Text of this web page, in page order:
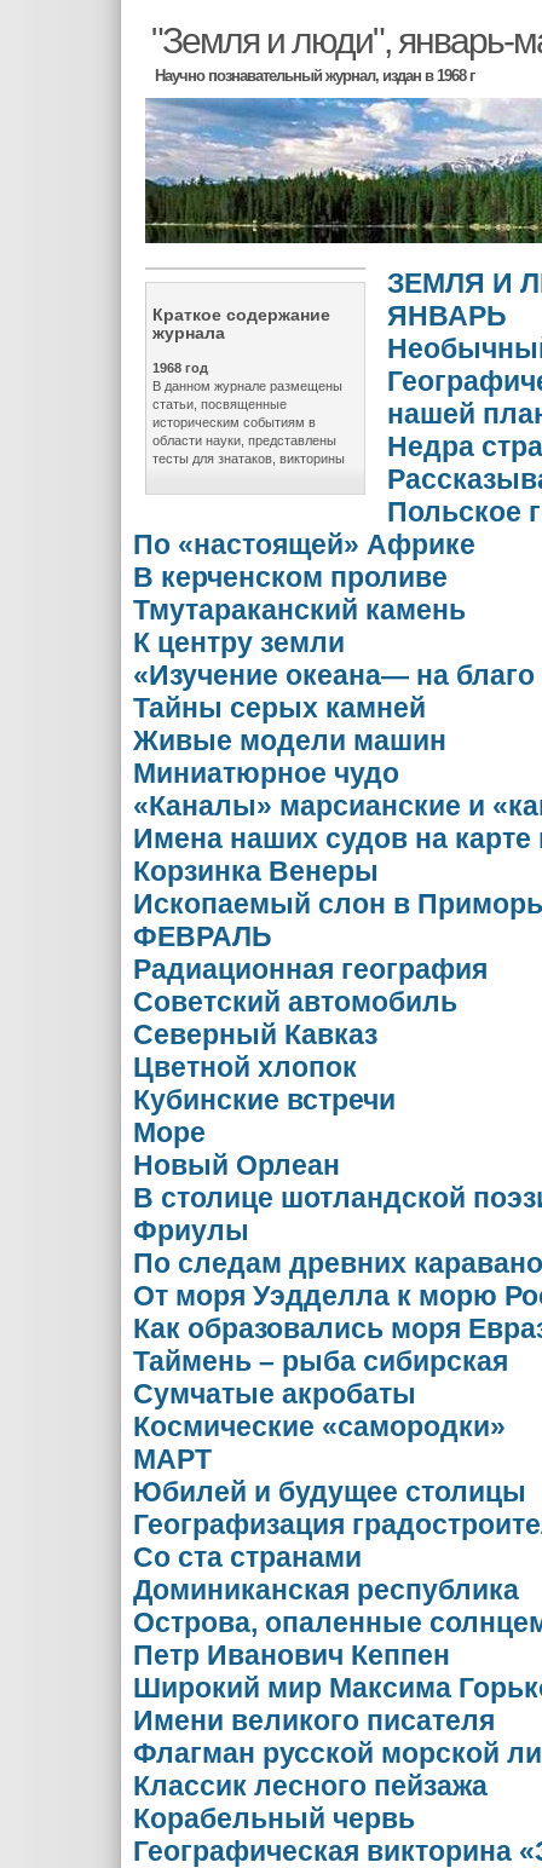
"Земля и люди", январь-
Научно познавательный журнал, издан в 1968 г
Краткое содержание
журнала
1968 год
В данном журнале размещены
статьи, посвященные
историческим событиям в
области науки, представлены
тесты для знатаков, викторины
ЗЕМЛЯ И
ЯНВАРЬ
нашей
Недра
Польское
По «настоящей» Африке
В керченском проливе
Тмутараканский камень
К центру земли
«Изучение океана— на благо
Тайны серых камней
Живые модели машин
Миниатюрное чудо
«Каналы» марсианские и
Имена наших судов на карте
Корзинка Венеры
Ископаемый слон в
ФЕВРАЛЬ
Радиационная география
Советский автомобиль
Северный Кавказ
Цветной хлопок
Кубинские встречи
Море
Новый Орлеан
В столице шотландской
Фриулы
По следам древних
От моря Уэдделла к морю
Как образовались моря
Таймень – рыба сибирская
Сумчатые акробаты
Космические «самородки»
МАРТ
Юбилей и будущее столицы
Географизация
Со ста странами
Доминиканская республика
Острова, опаленные
Петр Иванович Кеппен
Широкий мир Максима
Имени великого писателя
Флагман русской морской
Классик лесного пейзажа
Корабельный червь
Географическая викторина